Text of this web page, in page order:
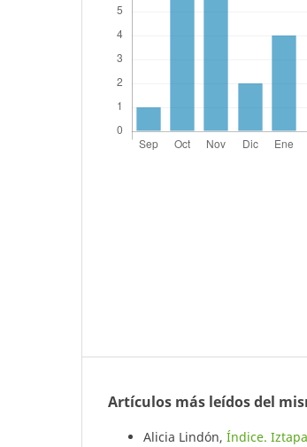
Artículos más leídos del
Alicia Lindón, Índice.